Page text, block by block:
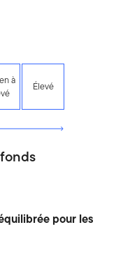
à
Élevé
pour les